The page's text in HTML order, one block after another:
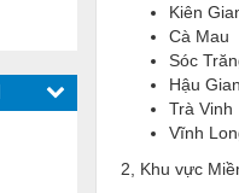
Kiên
Cà Mau
Sóc
Hậu
Trà Vinh
Vĩnh
2, Khu vực